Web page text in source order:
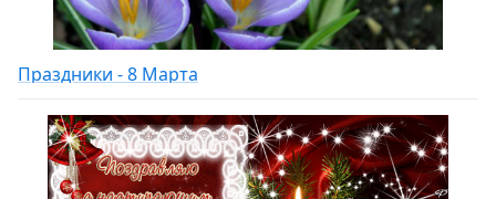
Праздники - 8 Марта